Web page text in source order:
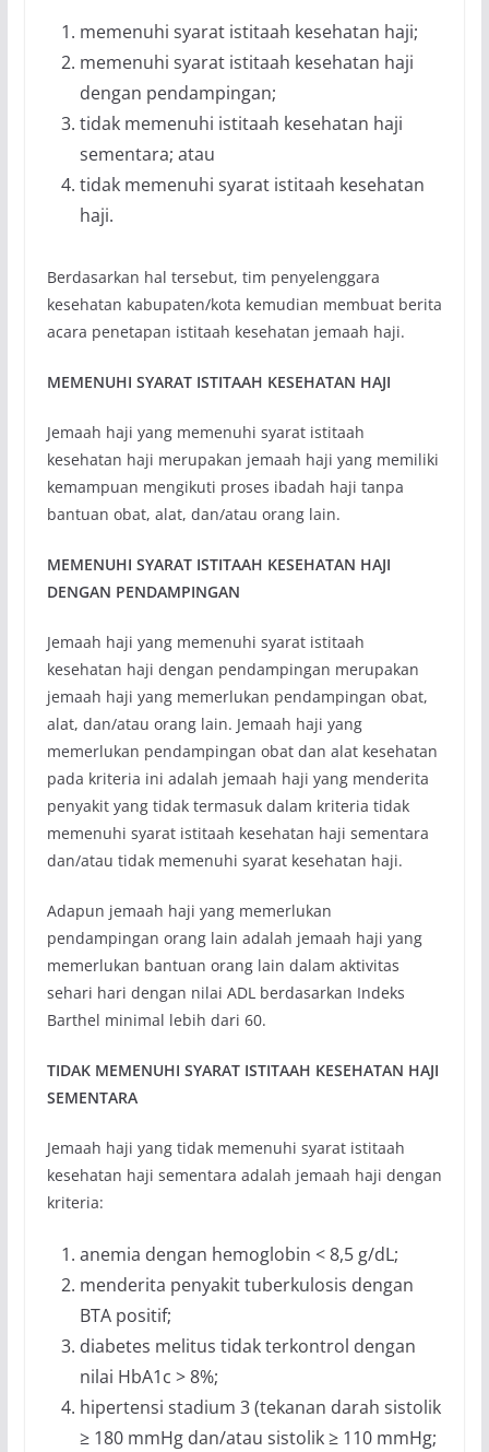
memenuhi syarat istitaah kesehatan haji;
memenuhi syarat istitaah kesehatan haji
dengan pendampingan;
tidak memenuhi istitaah kesehatan haji
sementara; atau
tidak memenuhi syarat istitaah kesehatan
haji.
Berdasarkan hal tersebut, tim penyelenggara
kesehatan kabupaten/kota kemudian membuat berita
acara penetapan istitaah kesehatan jemaah haji.
MEMENUHI SYARAT ISTITAAH KESEHATAN HAJI
Jemaah haji yang memenuhi syarat istitaah
kesehatan haji merupakan jemaah haji yang memiliki
kemampuan mengikuti proses ibadah haji tanpa
bantuan obat, alat, dan/atau orang lain.
MEMENUHI SYARAT ISTITAAH KESEHATAN HAJI
DENGAN PENDAMPINGAN
Jemaah haji yang memenuhi syarat istitaah
kesehatan haji dengan pendampingan merupakan
jemaah haji yang memerlukan pendampingan obat,
alat, dan/atau orang lain. Jemaah haji yang
memerlukan pendampingan obat dan alat kesehatan
pada kriteria ini adalah jemaah haji yang menderita
penyakit yang tidak termasuk dalam kriteria tidak
memenuhi syarat istitaah kesehatan haji sementara
dan/atau tidak memenuhi syarat kesehatan haji.
Adapun jemaah haji yang memerlukan
pendampingan orang lain adalah jemaah haji yang
memerlukan bantuan orang lain dalam aktivitas
sehari hari dengan nilai ADL berdasarkan Indeks
Barthel minimal lebih dari 60.
TIDAK MEMENUHI SYARAT ISTITAAH KESEHATAN HAJI
SEMENTARA
Jemaah haji yang tidak memenuhi syarat istitaah
kesehatan haji sementara adalah jemaah haji dengan
kriteria:
anemia dengan hemoglobin < 8,5 g/dL;
menderita penyakit tuberkulosis dengan
BTA positif;
diabetes melitus tidak terkontrol dengan
nilai HbA1c > 8%;
hipertensi stadium 3 (tekanan darah sistolik
≥ 180 mmHg dan/atau sistolik ≥ 110 mmHg;